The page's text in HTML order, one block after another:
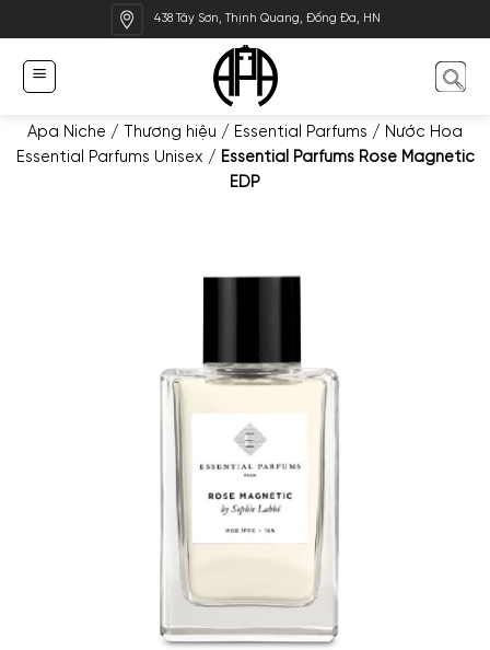
qua
dung
438 Tây Sơn, Thịnh Quang, Đống Đa, HN
Apa Niche / Thương hiệu / Essential Parfums / Nước Hoa
Essential Parfums Unisex / Essential Parfums Rose Magnetic
EDP